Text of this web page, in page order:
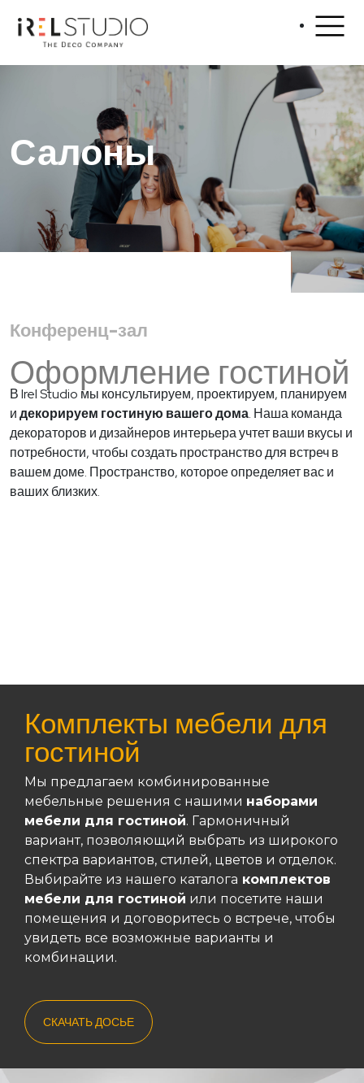
Салоны
Конференц-зал
Оформление гостиной
В Irel Studio мы консультируем, проектируем, планируем
идекорируем гостиную вашего дома. Наша команда
декораторов и дизайнеров интерьера учтет ваши вкусы и
потребности, чтобы создать пространство для встреч в
вашем доме. Пространство, которое определяет вас и
ваших близких.
Комплекты мебели для
гостиной
Мы предлагаем комбинированные
мебельные решения с нашими наборами
мебели для гостиной. Гармоничный
вариант, позволяющий выбрать из широкого
спектра вариантов, стилей, цветов и отделок.
Выбирайте из нашего каталога комплектов
мебели для гостиной или посетите наши
помещения и договоритесь о встрече, чтобы
увидеть все возможные варианты и
комбинации.
СКАЧАТЬ ДОСЬЕ